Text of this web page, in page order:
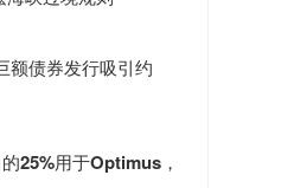
额债券发行吸引约
25%用于Optimus，